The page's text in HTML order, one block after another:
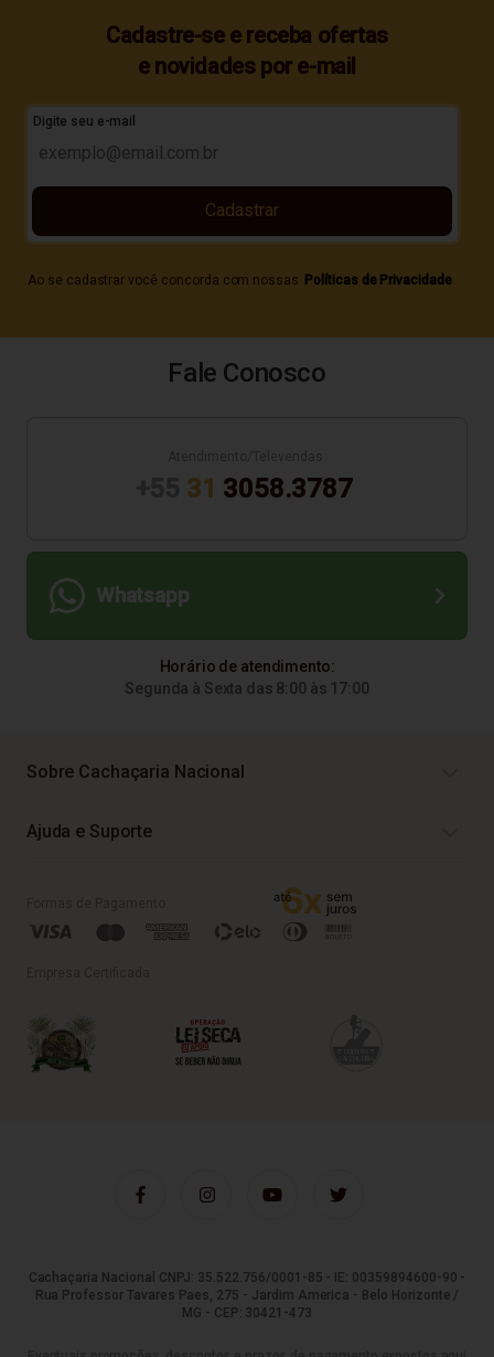
Cadastre-se e receba ofertas
e novidades por e-mail
Digite seu e-mail
Ao se cadastrar você concorda com nossas Políticas de Privacidade
Cadastrar
Fale Conosco
31 3058.3787
Whatsapp
Horário de atendimento:
Segunda à Sexta das 8:00 às 17:00
Sobre Cachaçaria Nacional
Ajuda e Suporte
Cachaçaria Nacional CNPJ: 35.522.756/0001-85 - IE: 00359894600-90 -
Rua Professor Tavares Paes, 275 - Jardim America - Belo Horizonte /
MG - CEP: 30421-473